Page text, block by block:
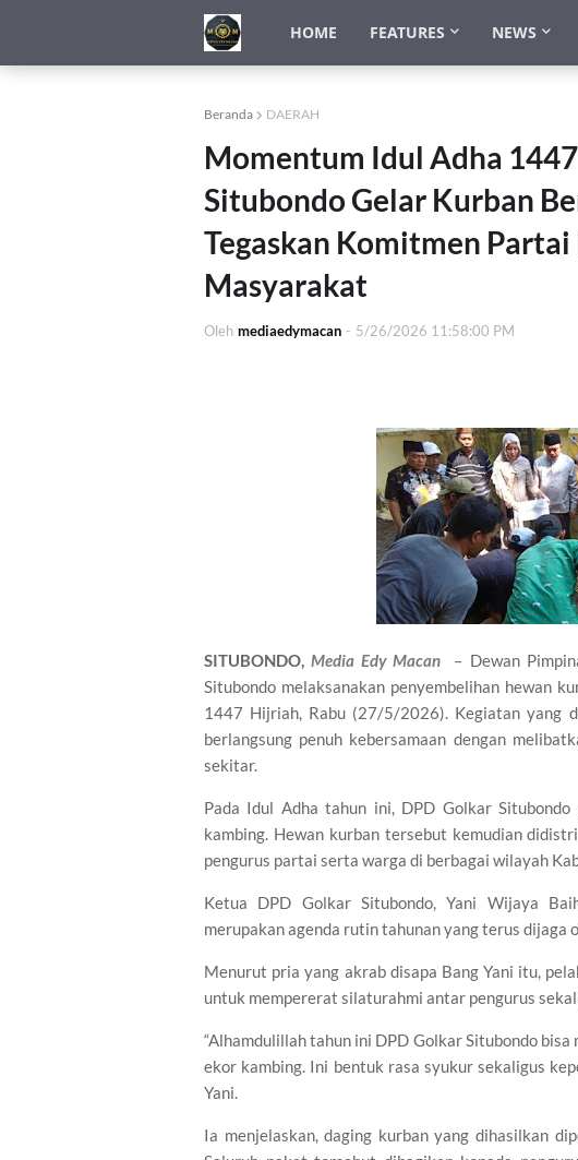
HOME FEATURES NEWS
Beranda DAERAH
Momentum Idul Adha
Situbondo Gelar Kurban
Tegaskan Komitmen
Masyarakat
Oleh mediaedymacan - 5/26/2026 11:58:00 PM
SITUBONDO, Media Edy Macan
– Dewan
Situbondo melaksanakan penyembelihan hewan
1447 Hijriah, Rabu (27/5/2026). Kegiatan yang
berlangsung penuh kebersamaan dengan
sekitar.
Pada Idul Adha tahun ini, DPD Golkar
kambing. Hewan kurban tersebut kemudian
pengurus partai serta warga di berbagai wilayah
Ketua DPD Golkar Situbondo, Yani Wijaya
merupakan agenda rutin tahunan yang terus dijaga
Menurut pria yang akrab disapa Bang Yani itu,
untuk mempererat silaturahmi antar pengurus
“Alhamdulillah tahun ini DPD Golkar Situbondo
ekor kambing. Ini bentuk rasa syukur sekaligus
Yani.
Ia menjelaskan, daging kurban yang dihasilkan